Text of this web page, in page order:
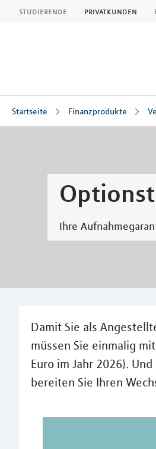
studierende privatkunden
Startseite Finanzprodukte
Ihre
Damit Sie als
müssen Sie einmalig
Euro im Jahr 2026).
bereiten Sie Ihren